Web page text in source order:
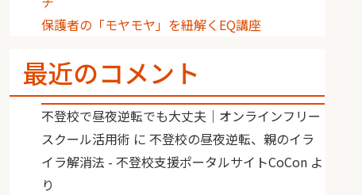
保護者の「モヤモヤ」を紐解くEQ講座
最近のコメント
不登校で昼夜逆転でも大丈夫｜オンラインフリー
スクール活用術 に 不登校の昼夜逆転、親のイラ
イラ解消法 - 不登校支援ポータルサイトCoCon よ
り